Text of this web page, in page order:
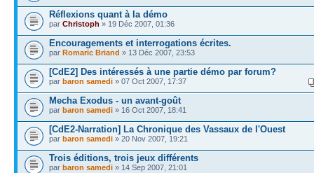
Réflexions quant à la démo
par Christoph » 19 Déc 2007, 01:36
Encouragements et interrogations écrites.
par Romaric Briand » 13 Déc 2007, 23:53
[CdE2] Des intéressés à une partie démo par forum?
par baron samedi » 07 Oct 2007, 17:37
Mecha Exodus - un avant-goût
par baron samedi » 16 Oct 2007, 18:41
[CdE2-Narration] La Chronique des Vassaux de l'Ouest
par baron samedi » 20 Nov 2007, 19:21
Trois éditions, trois jeux différents
par baron samedi » 14 Sep 2007, 21:01